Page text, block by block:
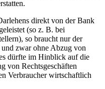
direkt von der Bank
(so z. B. bei
so braucht nur der
zwar ohne Abzug von
dürfte im Hinblick auf die
von Rechtsgeschäften
Verbraucher wirtschaftlich